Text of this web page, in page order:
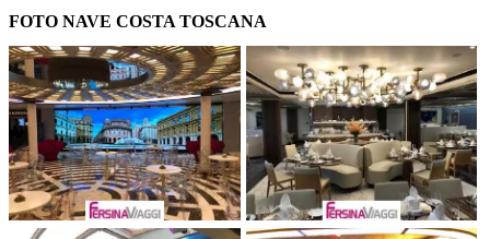
FOTO NAVE COSTA TOSCANA